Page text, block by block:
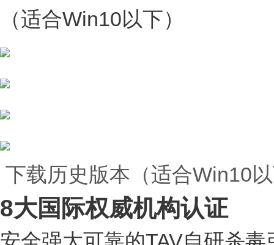
（适合Win10以下）
下载历史版本（适合Win10
8大国际权威机构认证